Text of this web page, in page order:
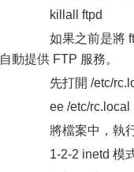
killall ftpd
如果之前是將
自動提供 FTP 服務。
先打開 /etc/
ee /etc/rc.local
將檔案中，執行
1-2-2 inetd 模